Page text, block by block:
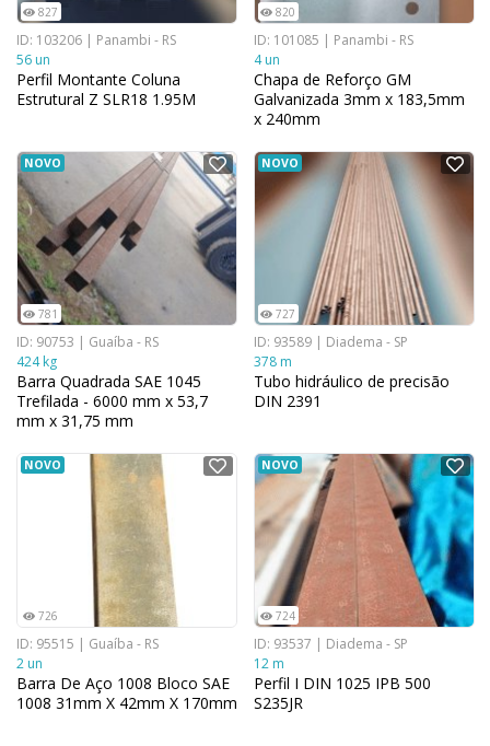
827
ID: 103206 | Panambi - RS
56 un
Perfil Montante Coluna
Estrutural Z SLR18 1.95M
820
ID: 101085 | Panambi - RS
4 un
Chapa de Reforço GM
Galvanizada 3mm x 183,5mm
x 240mm
NOVO
781
ID: 90753 | Guaíba - RS
424 kg
Barra Quadrada SAE 1045
Trefilada - 6000 mm x 53,7
mm x 31,75 mm
NOVO
727
ID: 93589 | Diadema - SP
378 m
Tubo hidráulico de precisão
DIN 2391
NOVO
726
ID: 95515 | Guaíba - RS
2 un
Barra De Aço 1008 Bloco SAE
1008 31mm X 42mm X 170mm
NOVO
724
ID: 93537 | Diadema - SP
12 m
Perfil I DIN 1025 IPB 500
S235JR